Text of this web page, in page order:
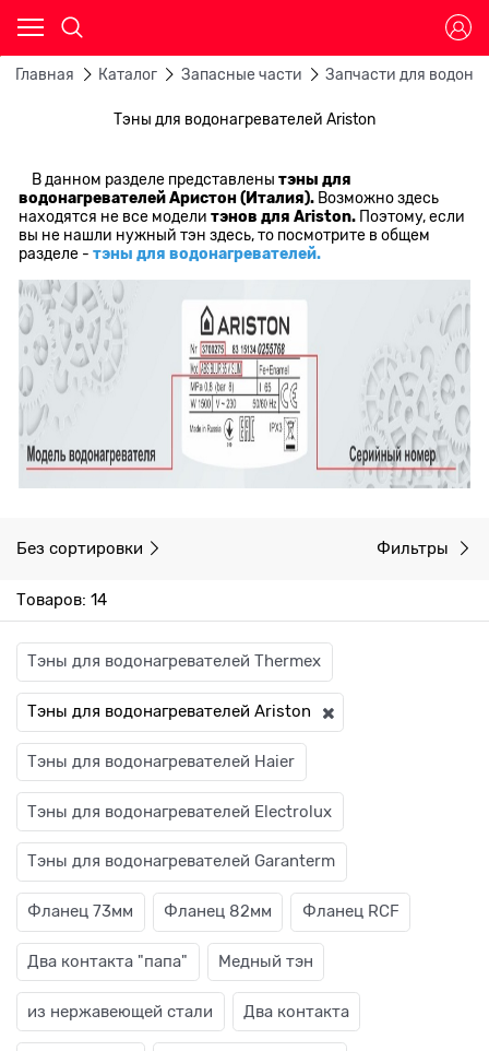
Главная Каталог Запасные части Запчасти для
Тэны для водонагревателей Ariston
В данном разделе представленытэны для
водонагревателей Аристон (Италия). Возможно здесь
находятся не все моделитэнов для Ariston. Поэтому, если
вы не нашли нужный тэн здесь, то посмотрите в общем
разделе -тэны для водонагревателей.
Без сортировки Фильтры
Товаров: 14
Тэны для водонагревателей Thermex
Тэны для водонагревателей Ariston
Тэны для водонагревателей Haier
Тэны для водонагревателей Electrolux
Тэны для водонагревателей Garanterm
Фланец 73мм Фланец 82мм Фланец RCF
Два контакта "папа" Медный тэн
из нержавеющей стали Два контакта